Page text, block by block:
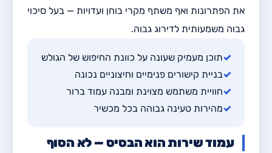
את הפתרונות ואף משתף מקרי בוחן ועדויות — בעל סיכוי
גבוה משמעותית לדירוג גבוה.
✓תוכן מעמיק שעונה על כוונת החיפוש של הגולש
✓בניית קישורים פנימיים וחיצוניים נכונה
✓חוויית משתמש מצוינת ומבנה עמוד ברור
✓מהירות טעינה גבוהה בכל מכשיר
עמוד שירות הוא הבסיס — לא הסוף